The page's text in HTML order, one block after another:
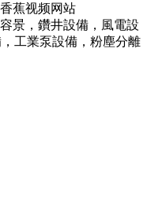
蕉视频网站
，鑽井設備，風電設
，工業泵設備，粉塵分離